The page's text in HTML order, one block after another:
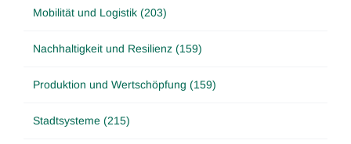
Mobilität und Logistik (203)
Nachhaltigkeit und Resilienz (159)
Produktion und Wertschöpfung (159)
Stadtsysteme (215)